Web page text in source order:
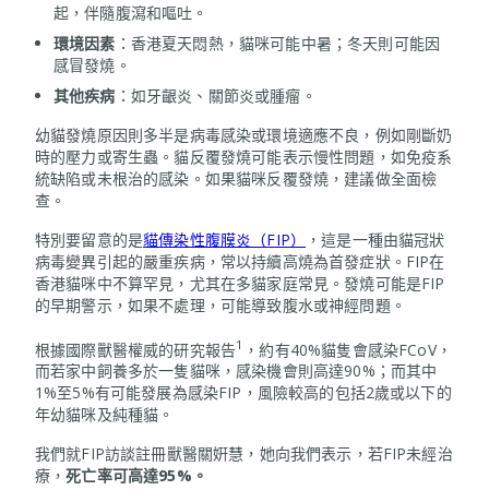
起，伴隨腹瀉和嘔吐。
環境因素 ：香港夏天悶熱，貓咪可能中暑；冬天則可能因
感冒發燒。
其他疾病 ：如牙齦炎、關節炎或腫瘤。
幼貓發燒原因則多半是病毒感染或環境適應不良，例如剛斷奶
時的壓力或寄生蟲。貓反覆發燒可能表示慢性問題，如免疫系
統缺陷或未根治的感染。如果貓咪反覆發燒，建議做全面檢
查。
特別要留意的是貓傳染性腹膜炎（FIP）
，這是一種由貓冠狀
病毒變異引起的嚴重疾病，常以持續高燒為首發症狀。FIP在
香港貓咪中不算罕見，尤其在多貓家庭常見。發燒可能是FIP
的早期警示，如果不處理，可能導致腹水或神經問題。
根據國際獸醫權威的研究報告1 ，約有40%貓隻會感染FCoV，
而若家中飼養多於一隻貓咪，感染機會則高達90%；而其中
1%至5%有可能發展為感染FIP，風險較高的包括2歲或以下的
年幼貓咪及純種貓。
我們就FIP訪談註冊獸醫關姸慧，她向我們表示，若FIP未經治
療，死亡率可高達95%。